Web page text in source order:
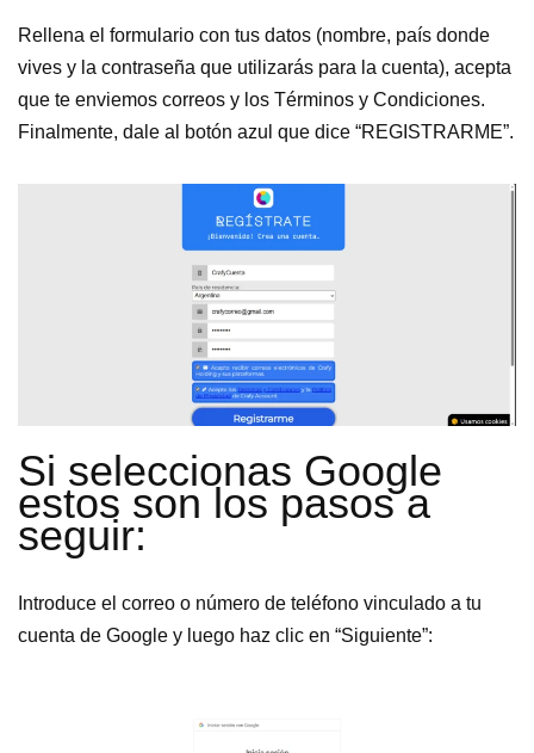
Rellena el formulario con tus datos (nombre, país donde
vives y la contraseña que utilizarás para la cuenta), acepta
que te enviemos correos y los Términos y Condiciones.
Finalmente, dale al botón azul que dice “REGISTRARME”.
Si seleccionas Google
estos son los pasos a
seguir:
Introduce el correo o número de teléfono vinculado a tu
cuenta de Google y luego haz clic en “Siguiente”: